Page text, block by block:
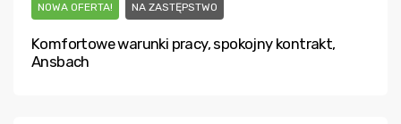
NOWA OFERTA! NA ZASTĘPSTWO
Komfortowe warunki pracy, spokojny kontrakt,
Ansbach